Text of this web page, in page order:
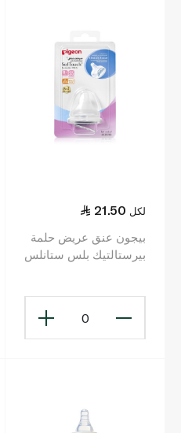
21.50 لكل
بيجون عنق عريض حلمة
بيرستالتيك بلس ستانلس
0